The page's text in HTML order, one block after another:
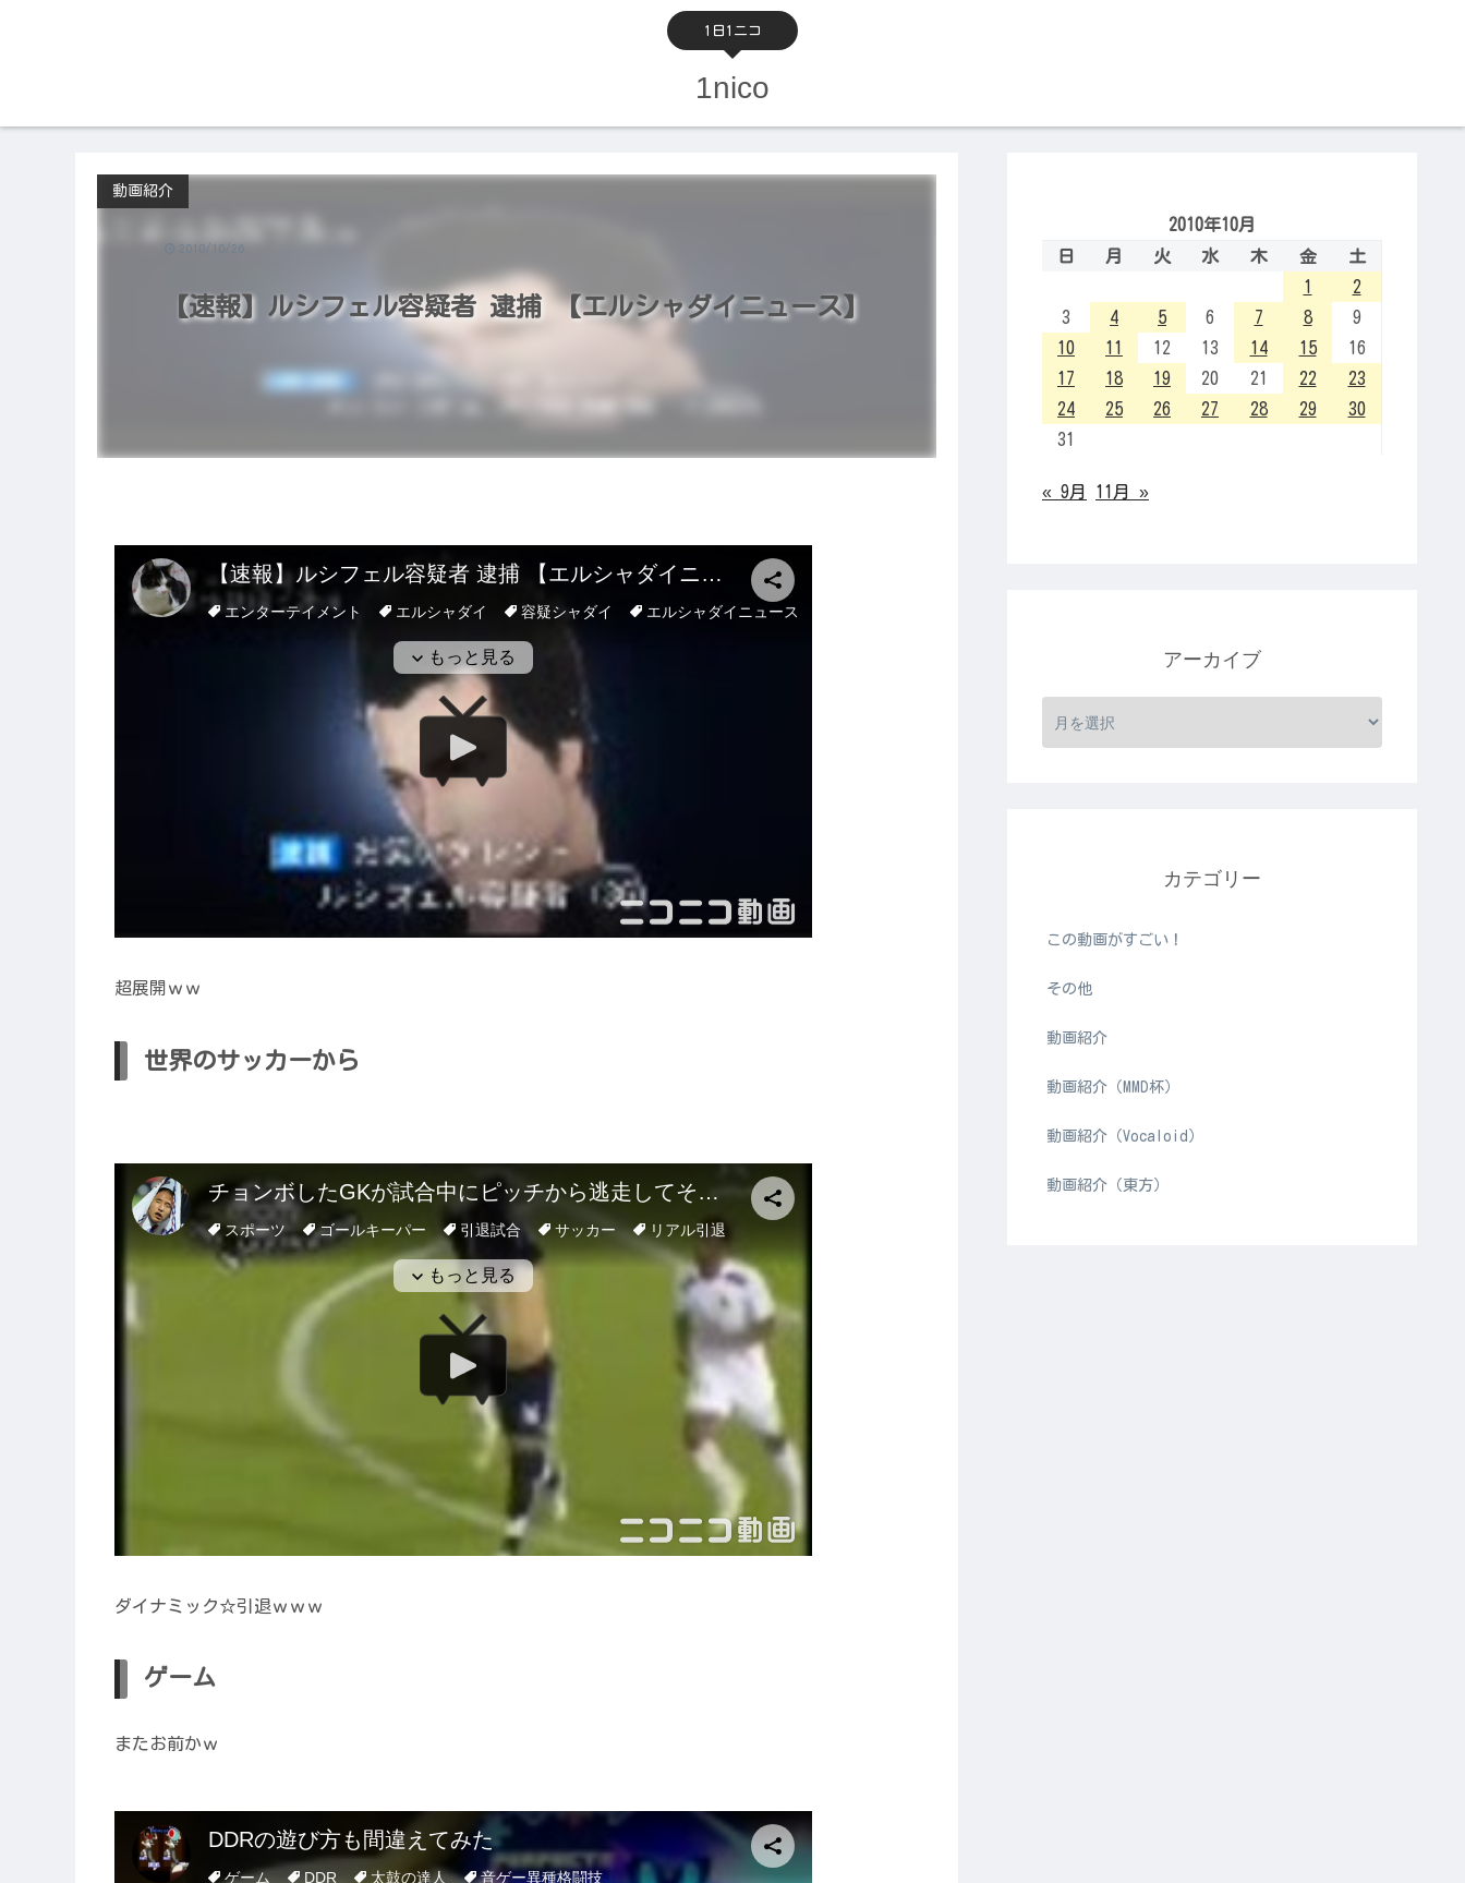
1日1ニコ
1nico
【速報】ルシフェル容疑者 逮捕 【エルシャダイニュース】
動画紹介
2010/10/26
超展開ｗｗ
世界のサッカーから
ダイナミック☆引退ｗｗｗ
ゲーム
またお前かｗ
2010年10月
日
月 火 水 木 金
土
1
2
3
4 5 6 7 8
9
10
11 12 13 14 15
16
17
18 19 20 21 22
23
24
25 26 27 28 29
30
31
« 9月 11月 »
アーカイブ
カテゴリー
この動画がすごい！
その他
動画紹介
動画紹介（MMD杯）
動画紹介（Vocaloid）
動画紹介（東方）